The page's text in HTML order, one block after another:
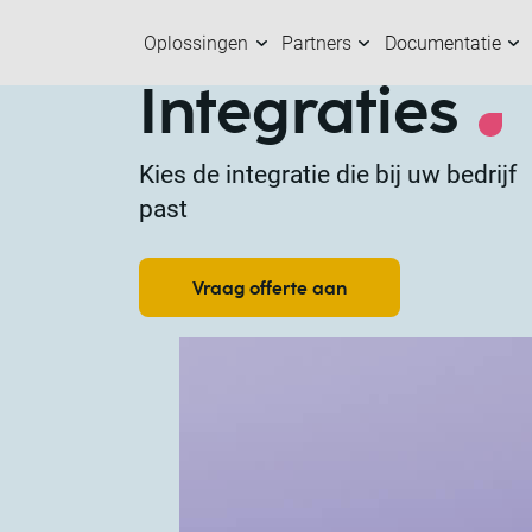
Oplossingen
Oplossingen
Partners
Partners
Documentatie
Documentatie
Over ons
Integraties
Kies de integratie die bij uw bedrijf
past
Vraag offerte aan